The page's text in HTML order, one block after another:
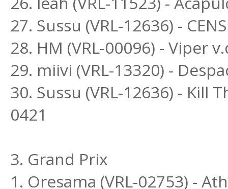
27. Sussu (VRL-12636) -
28. HM (VRL-00096) - Viper
29. miivi (VRL-13320) -
30. Sussu (VRL-12636) - Kill
0421
3. Grand Prix
1. Oresama (VRL-02753) -